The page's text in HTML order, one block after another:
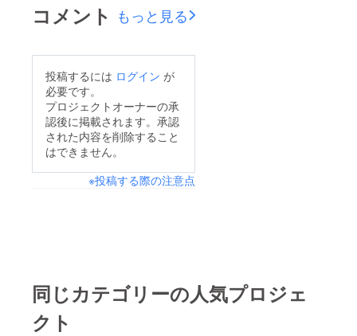
コメント もっと見る
投稿するには ログイン が
必要です。
プロジェクトオーナーの承
認後に掲載されます。承認
された内容を削除すること
はできません。
※投稿する際の注意点
同じカテゴリーの人気プロジェ
クト